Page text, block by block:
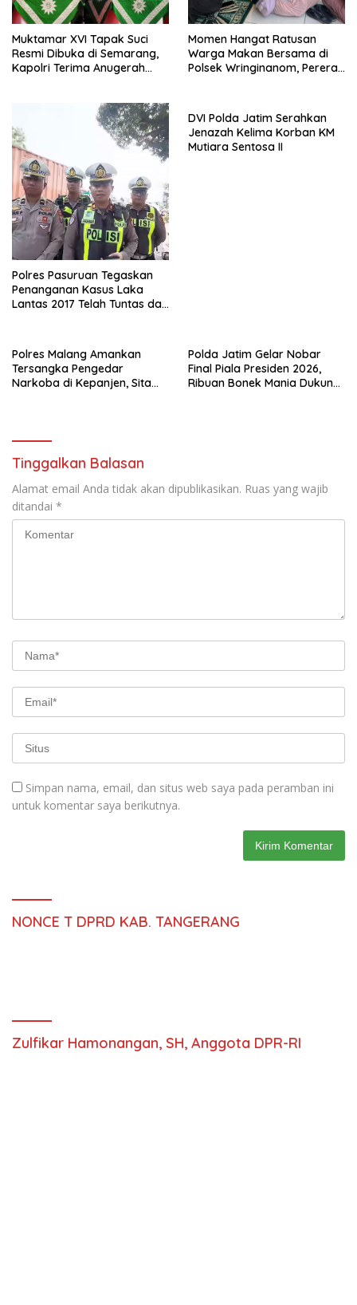
Muktamar XVI Tapak Suci
Resmi Dibuka di Semarang,
Kapolri Terima Anugerah
Momen Hangat Ratusan
Warga Makan Bersama di
Polsek Wringinanom, Pererat
Polres Pasuruan Tegaskan
Penanganan Kasus Laka
Lantas 2017 Telah Tuntas dan
DVI Polda Jatim Serahkan
Jenazah Kelima Korban KM
Mutiara Sentosa II
Polres Malang Amankan
Tersangka Pengedar
Narkoba di Kepanjen, Sita
Polda Jatim Gelar Nobar
Final Piala Presiden 2026,
Ribuan Bonek Mania Dukung
Tinggalkan Balasan
Alamat email Anda tidak akan dipublikasikan. Ruas yang wajib
ditandai *
Simpan nama, email, dan situs web saya pada peramban ini
untuk komentar saya berikutnya.
NONCE T DPRD KAB. TANGERANG
Zulfikar Hamonangan, SH, Anggota DPR-RI